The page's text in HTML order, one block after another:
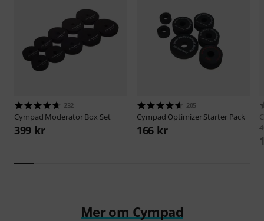
232
Cympad Moderator Box Set
399 kr
205
Cympad Optimizer Starter Pack
166 kr
Mer om Cympad